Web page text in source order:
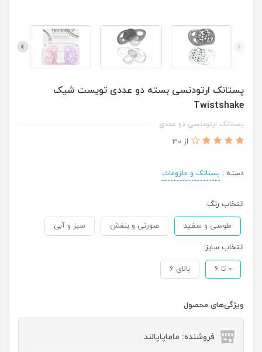
پستانک ارتودنسی بسته دو عددی تویست شیک
Twistshake
پستانک ارتودنسی دو عددی
از 30
دسته : پستانک و ملزومات
انتخاب رنگ:
طوسی و سفید صورتی و بنفش سبز و آبی
انتخاب سایز:
0 تا 6 بالای 6
ویژگی‌های محصول
فروشنده: ماماپاپالند